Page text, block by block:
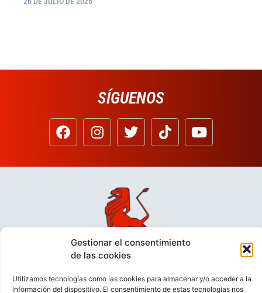
Gestionar el consentimiento
de las cookies
Utilizamos tecnologías como las cookies para almacenar y/o acceder a la
información del dispositivo. El consentimiento de estas tecnologías nos
SÍGUENOS